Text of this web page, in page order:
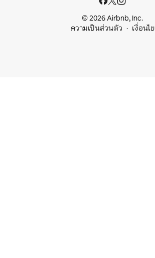
© 2026 Airbnb, Inc.
ความเป็นส่วนตัว
เงื่อนไข